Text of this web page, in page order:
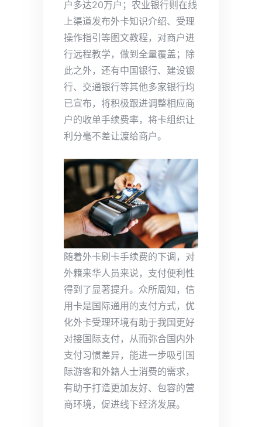
户多达20万户；农业银行则在线
上渠道发布外卡知识介绍、受理
操作指引等图文教程，对商户进
行远程教学，做到全量覆盖；除
此之外，还有中国银行、建设银
行、交通银行等其他多家银行均
已宣布，将积极跟进调整相应商
户的收单手续费率，将卡组织让
利分毫不差让渡给商户。
随着外卡刷卡手续费的下调，对
外籍来华人员来说，支付便利性
得到了显著提升。众所周知，信
用卡是国际通用的支付方式，优
化外卡受理环境有助于我国更好
对接国际支付，从而弥合国内外
支付习惯差异，能进一步吸引国
际游客和外籍人士消费的需求，
有助于打造更加友好、包容的营
商环境，促进线下经济发展。